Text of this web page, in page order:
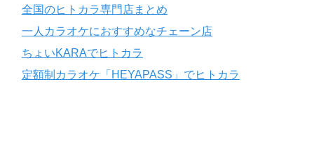
全国のヒトカラ専門店まとめ
一人カラオケにおすすめなチェーン店
ちょいKARAでヒトカラ
定額制カラオケ「HEYAPASS」でヒトカラ